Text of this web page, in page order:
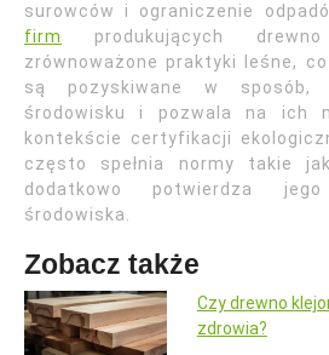
surowców i ograniczenie
firm
produkujących
zrównoważone praktyki leśne,
są pozyskiwane w
środowisku i pozwala na ich
kontekście certyfikacji
często spełnia normy takie
dodatkowo potwierdza
środowiska.
Zobacz także
Czy drewno
zdrowia?